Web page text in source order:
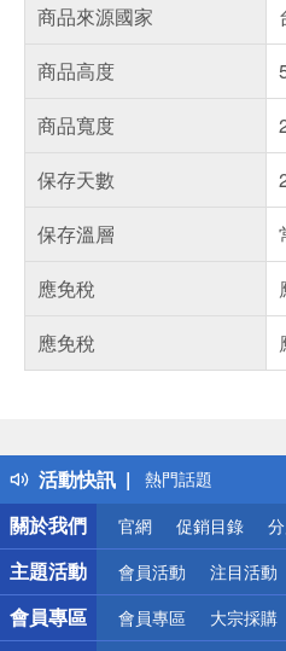
商品來源國家
商品高度
商品寬度
保存天數
保存溫層
應免稅
應免稅
活動快訊
得獎公告
熱門話題
銀行優惠
偏遠地區配送
詐騙網頁！請小心
關於我們
官網 促銷目錄
主題活動 會員活動 注目活動
會員專區 會員專區 大宗採購